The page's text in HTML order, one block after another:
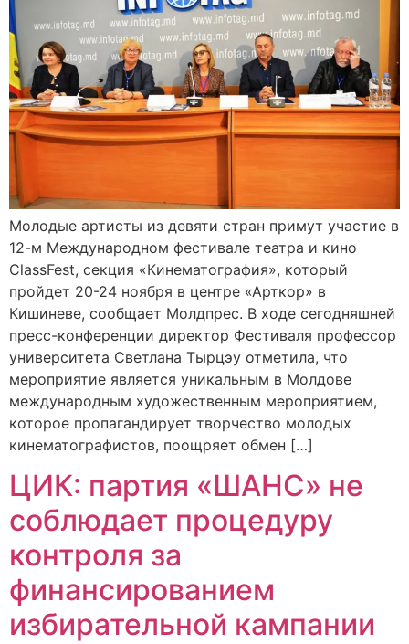
Молодые артисты из девяти стран примут участие в
12-м Международном фестивале театра и кино
ClassFest, секция «Кинематография», который
пройдет 20-24 ноября в центре «Арткор» в
Кишиневе, сообщает Молдпрес. В ходе сегодняшней
пресс-конференции директор Фестиваля профессор
университета Светлана Тырцэу отметила, что
мероприятие является уникальным в Молдове
международным художественным мероприятием,
которое пропагандирует творчество молодых
кинематографистов, поощряет обмен […]
ЦИК: партия «ШАНС» не
соблюдает процедуру
контроля за
финансированием
избирательной кампании